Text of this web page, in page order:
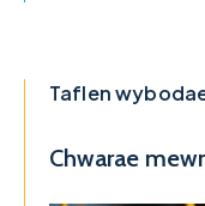
Taflen
Chwarae